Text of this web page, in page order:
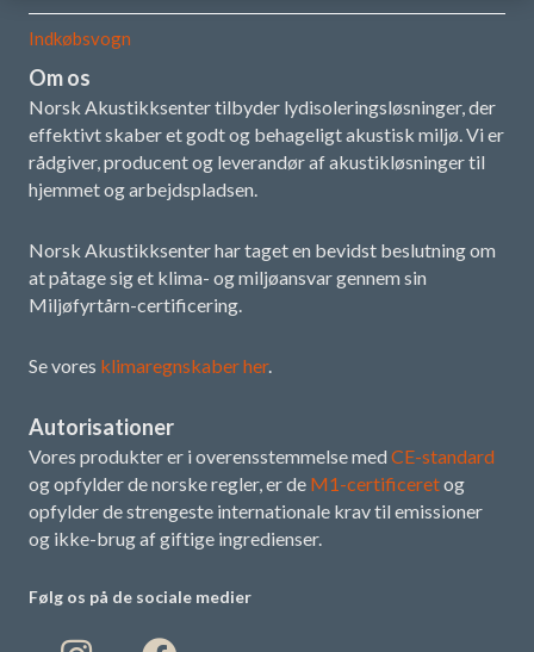
Indkøbsvogn
Om os
Norsk Akustikksenter tilbyder lydisoleringsløsninger, der
effektivt skaber et godt og behageligt akustisk miljø. Vi er
rådgiver, producent og leverandør af akustikløsninger til
hjemmet og arbejdspladsen.
Norsk Akustikksenter har taget en bevidst beslutning om
at påtage sig et klima- og miljøansvar gennem sin
Miljøfyrtårn-certificering.
Se vores klimaregnskaber her.
Autorisationer
Vores produkter er i overensstemmelse med CE-standard
og opfylder de norske regler, er de M1-certificeretog
opfylder de strengeste internationale krav til emissioner
og ikke-brug af giftige ingredienser.
Følg os på de sociale medier